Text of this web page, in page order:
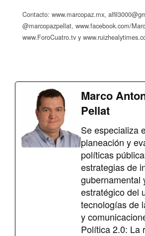
Contacto: www.marcopaz.mx,
@marcopazpellat, www.facebook.com/
www.ForoCuatro.tv y
Marco
Pellat
Se especializa
planeación y
políticas
estrategias de
gubernamental
estratégico del
tecnologías de
y
Política 2.0: La